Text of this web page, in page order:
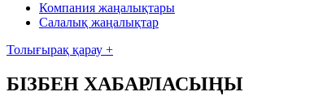
Компания жаңалықтары
Салалық жаңалықтар
Толығырақ қарау +
БІЗБЕН ХАБАРЛАСЫҢЫ